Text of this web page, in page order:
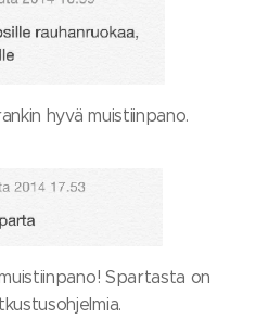
hyvä muistiinpano.
Spartasta on